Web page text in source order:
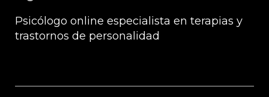
Psicólogo online especialista en terapias y
trastornos de personalidad